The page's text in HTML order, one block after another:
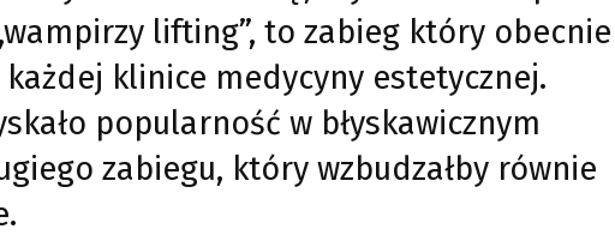
lifting”, to zabieg który obecnie
klinice medycyny estetycznej.
popularność w błyskawicznym
zabiegu, który wzbudzałby równie